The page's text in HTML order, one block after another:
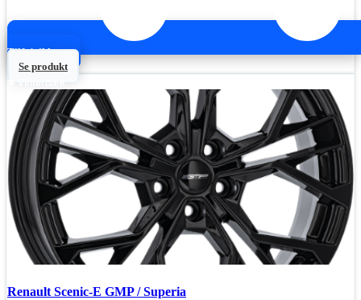
Tilføj til kurv
Se produkt
❄ Vinterdæk
Renault Scenic-E GMP / Superia